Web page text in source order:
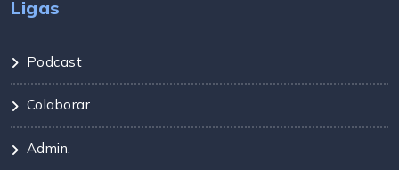
Ligas
Podcast
Colaborar
Admin.